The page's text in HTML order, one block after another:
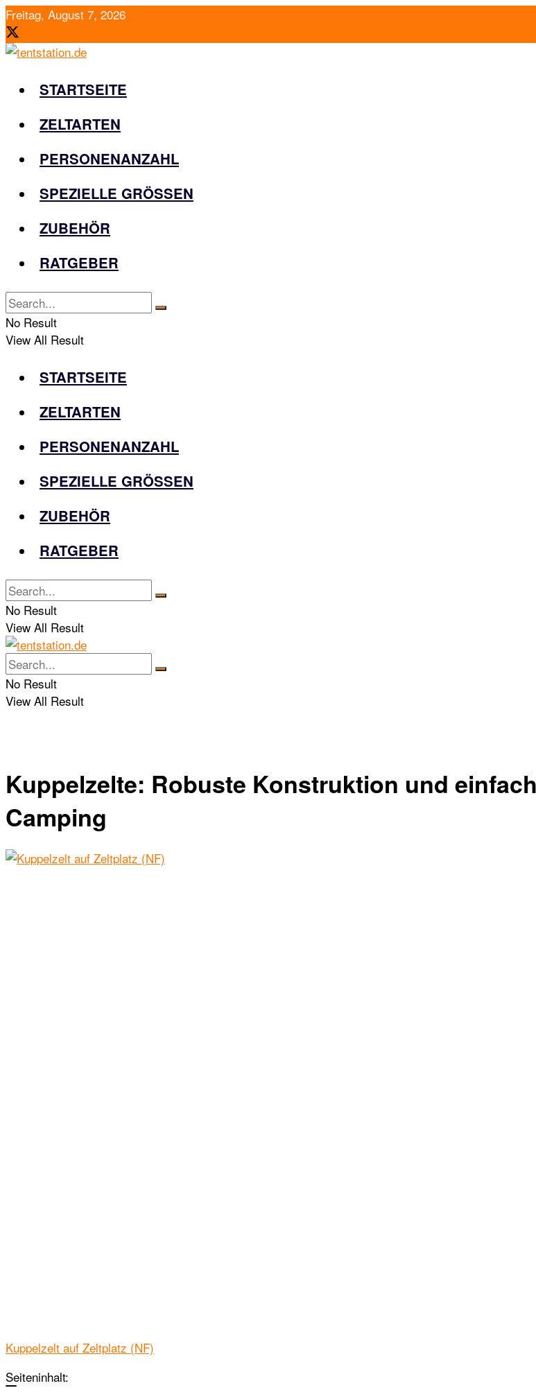
Freitag, August 7, 2026
STARTSEITE
ZELTARTEN
PERSONENANZAHL
SPEZIELLE GRÖSSEN
ZUBEHÖR
RATGEBER
No Result
View All Result
STARTSEITE
ZELTARTEN
PERSONENANZAHL
SPEZIELLE GRÖSSEN
ZUBEHÖR
RATGEBER
No Result
View All Result
No Result
View All Result
Kuppelzelte: Robuste Konstruktion und
Camping
Kuppelzelt auf Zeltplatz (NF)
Seiteninhalt: